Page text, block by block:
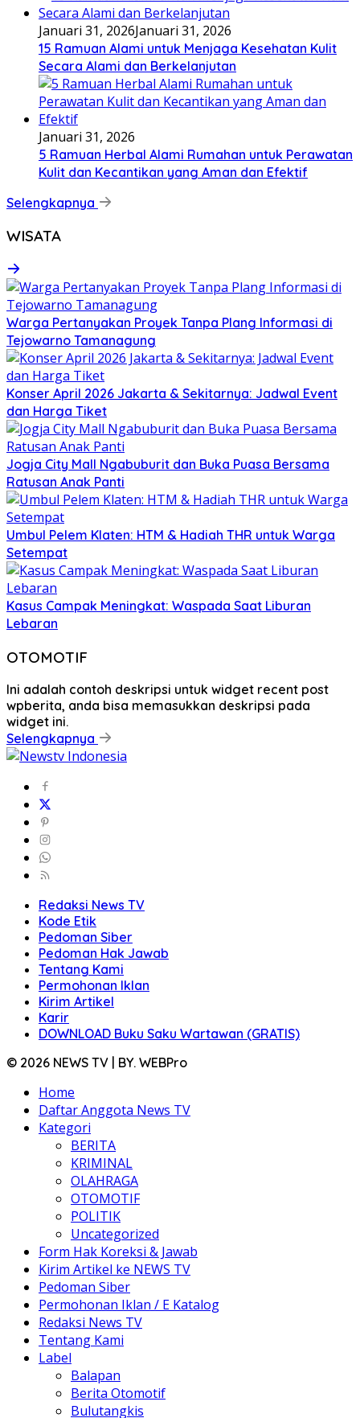
Januari 31, 2026Januari 31, 2026
15 Ramuan Alami untuk Menjaga Kesehatan Kulit
Secara Alami dan Berkelanjutan
Januari 31, 2026
5 Ramuan Herbal Alami Rumahan untuk Perawatan
Kulit dan Kecantikan yang Aman dan Efektif
Selengkapnya
WISATA
Warga Pertanyakan Proyek Tanpa Plang Informasi di
Tejowarno Tamanagung
Konser April 2026 Jakarta & Sekitarnya: Jadwal Event
dan Harga Tiket
Jogja City Mall Ngabuburit dan Buka Puasa Bersama
Ratusan Anak Panti
Umbul Pelem Klaten: HTM & Hadiah THR untuk Warga
Setempat
Kasus Campak Meningkat: Waspada Saat Liburan
Lebaran
OTOMOTIF
Ini adalah contoh deskripsi untuk widget recent post
wpberita, anda bisa memasukkan deskripsi pada
widget ini.
Selengkapnya
Redaksi News TV
Kode Etik
Pedoman Siber
Pedoman Hak Jawab
Tentang Kami
Permohonan Iklan
Kirim Artikel
Karir
DOWNLOAD Buku Saku Wartawan (GRATIS)
© 2026 NEWS TV | BY. WEBPro
Home
Daftar Anggota News TV
Kategori
BERITA
KRIMINAL
OLAHRAGA
OTOMOTIF
POLITIK
Uncategorized
Form Hak Koreksi & Jawab
Kirim Artikel ke NEWS TV
Pedoman Siber
Permohonan Iklan / E Katalog
Redaksi News TV
Tentang Kami
Label
Balapan
Berita Otomotif
Bulutangkis